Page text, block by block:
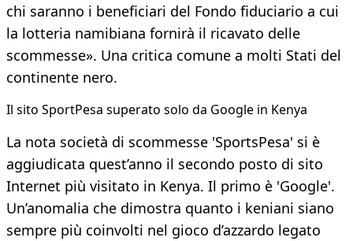
chi saranno i beneficiari del Fondo fiduciario a cui
la lotteria namibiana fornirà il ricavato delle
scommesse». Una critica comune a molti Stati del
continente nero.
Il sito SportPesa superato solo da Google in Kenya
La nota società di scommesse 'SportsPesa' si è
aggiudicata quest’anno il secondo posto di sito
Internet più visitato in Kenya. Il primo è 'Google'.
Un’anomalia che dimostra quanto i keniani siano
sempre più coinvolti nel gioco d’azzardo legato